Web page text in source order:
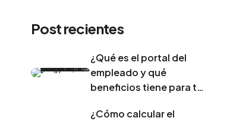
Post recientes
¿Qué es el portal del
empleado y qué
beneficios tiene para tu
¿Cómo calcular el